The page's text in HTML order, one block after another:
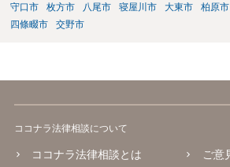
定後も、痛みが残っていれば通院自体は可能で
後の治療費は、相手方保険会社から支払われな
知覚検査、可動域検査などの要否を医師が判
見、画像所見、症状の一貫性が重要になります
前に症状の経過や現在困っていることをメモ
守口市
枚方市 八尾市 寝屋川市 大東市 柏原市
四條畷市
交野市
ココナラ法律相談について
ココナラ法律相談とは
ご意